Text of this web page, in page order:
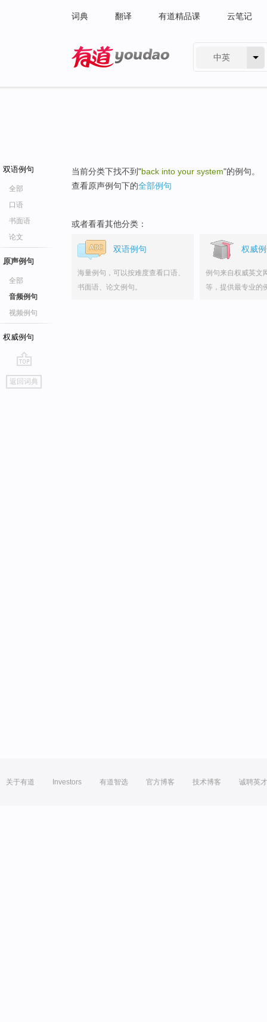
词典 翻译 有道精品课 云笔记
中英
双语例句
全部
口语
书面语
论文
原声例句
全部
音频例句
视频例句
权威例句
go
top
返回词典
当前分类下找不到"back into your system"的例句。
查看原声例句下的全部例句
或者看看其他分类：
双语例句
海量例句，可以按难度查看口语、
书面语、论文例句。
权威
例句来自权威英文
等，提供最专业的
关于有道 Investors 有道智选 官方博客 技术博客 诚聘英才